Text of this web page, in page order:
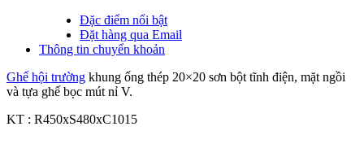
Đặc điểm nổi bật
Đặt hàng qua Email
Thông tin chuyển khoản
Ghế hội trường khung ống thép 20×20 sơn bột tĩnh điện, mặt ngồi
và tựa ghế bọc mút nỉ V.
KT : R450xS480xC1015